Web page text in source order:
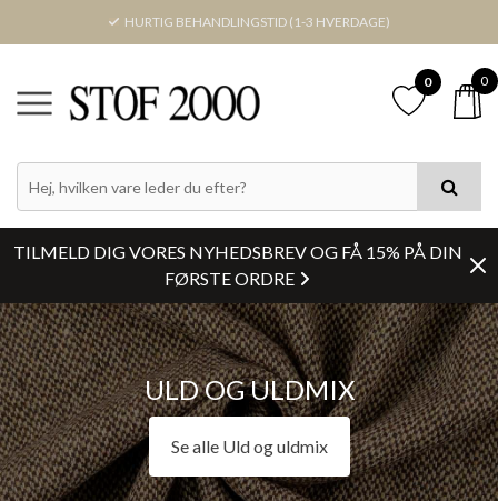
HURTIG BEHANDLINGSTID (1-3 HVERDAGE)
0 0
TILMELD DIG VORES NYHEDSBREV OG FÅ 15% PÅ DIN
FØRSTE ORDRE
ULD OG ULDMIX
Se alle Uld og uldmix
PRIS
FARVE
BREDDE
Nulstil